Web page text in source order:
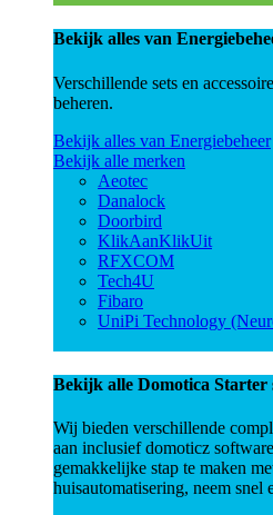
Bekijk alles van
Verschillende sets en
beheren.
Bekijk alles van Energiebeheer
Bekijk alle merken
Aeotec
Danalock
Doorbird
KlikAanKlikUit
RFXCOM
Tech4U
Fibaro
UniPi Technology
Bekijk alle Domotica Starter
Wij bieden verschillende
aan inclusief domoticz
gemakkelijke stap te maken
huisautomatisering, neem snel